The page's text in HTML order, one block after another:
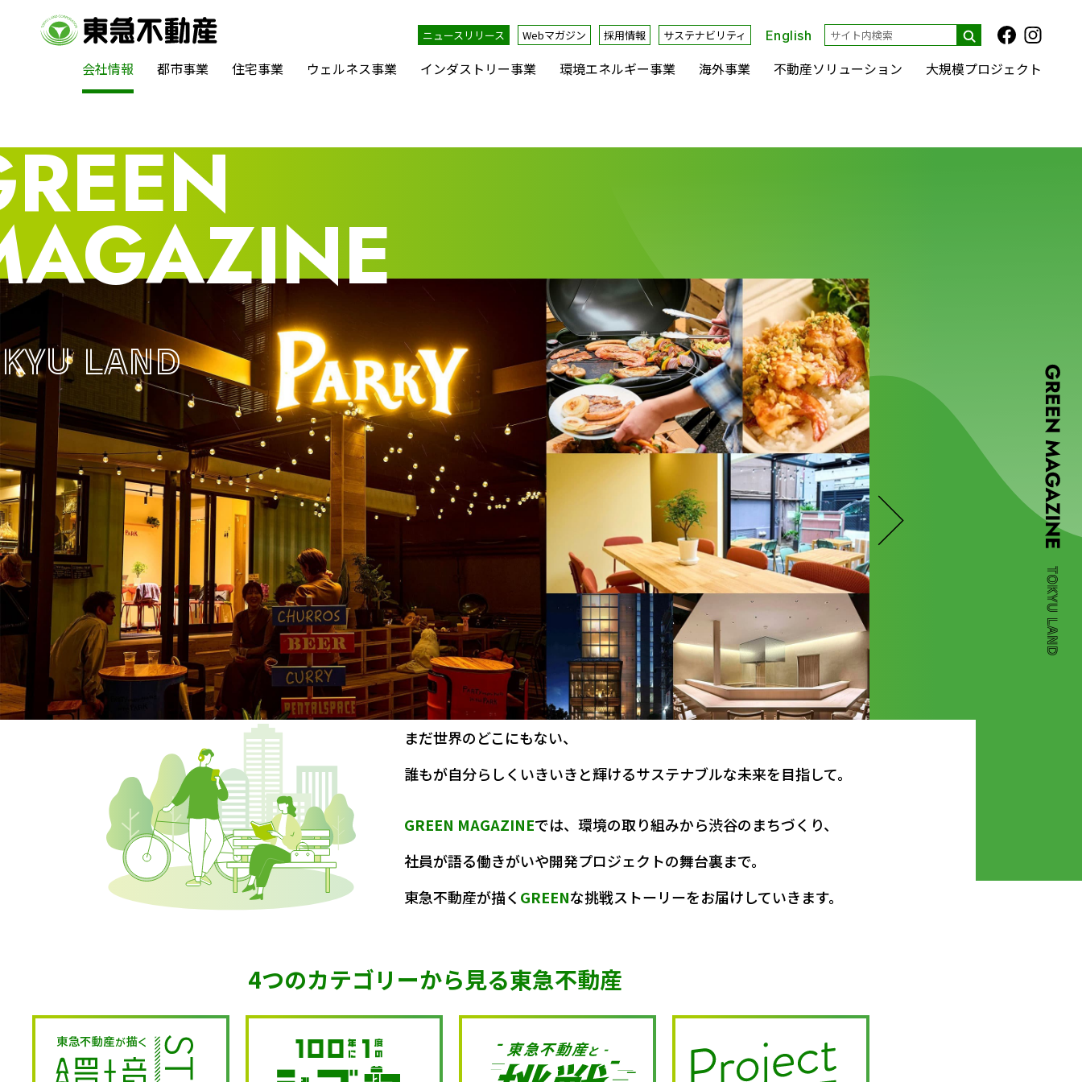
ニュースリリース Webマガジン 採用情報 サステナビリティ English
会社情報 都市事業 住宅事業 ウェルネス事業 インダストリー事業 環境エネルギー事業 海外事業 不動産ソリューション 大規模プロジェクト
LAND
一年中遊べる自然のテーマパークへ。 ニセコ東急 グラン・ヒラフで迎える夏
課題を解決するまちづくりプロジェクトノート DATE 2026.07.31
渋谷の夜を、もっと豊かに！食体験でナイトタイムエコノミーの活性へ
100年に1度のシブヤ大改造DATE 2026.06.29
都会と暮らしをつなぐ、 恵比寿の新たなライフスタイル拠点 「東急ステイ渋谷 恵比寿」開業
100年に1度のシブヤ大改造DATE 2026.05.29
「はじめる人になろう」代々木公園 BE STAGEが描く、 都市と自然の新しい日常
100年に1度のシブヤ大改造DATE 2026.04.28
もっと“行ってみたい、長くいたい”場所へ！ 渋谷エリアの都市観光の取り組み
100年に1度のシブヤ大改造 DATE 2026.03.27
『イカゲーム』の世界が出現！最後に残るのは1人だけ、作中のスリルを追体験できるイベントをレ
ポート
100年に1度のシブヤ大改造
海の森を再生し地域を繋ぐ「勝浦ブルーカーボン推進プロジェクト」への挑戦
東急不動産が描く環境先進ストーリー DATE 2026.01.09
まだ世界のどこにもない、
誰もが自分らしくいきいきと輝けるサステナブルな未来を目指して。
GREEN MAGAZINEでは、環境の取り組みから渋谷のまちづくり、
社員が語る働きがいや開発プロジェクトの舞台裏まで。
東急不動産が描く GREENな挑戦ストーリーをお届けしていきます。
4つのカテゴリーから見る東急不動産